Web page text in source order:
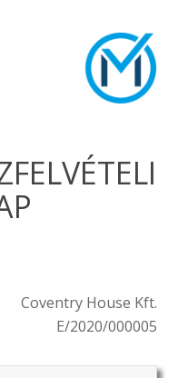
Coventry House Kft.
E/2020/000005